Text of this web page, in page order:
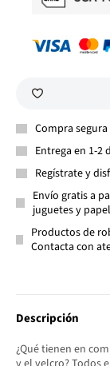
Compra segura
Entrega en 1-2
Regístrate y
Envío gratis a
juguetes y
Productos de
Contacta con
Descripción
¿Qué tienen en